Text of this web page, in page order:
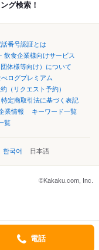
グ検索！
番号認証とは
飲食企業様向けサービス
体様等向け）について
べログプレミアム
（リクエスト予約）
特定商取引法に基づく表記
業情報
キーワード一覧
覧
한국어 日本語
©Kakaku.com, Inc.
電話